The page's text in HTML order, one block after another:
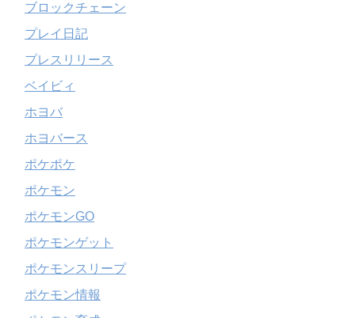
ブロックチェーン
プレイ日記
プレスリリース
ベイビィ
ホヨバ
ホヨバース
ポケポケ
ポケモン
ポケモンGO
ポケモンゲット
ポケモンスリープ
ポケモン情報